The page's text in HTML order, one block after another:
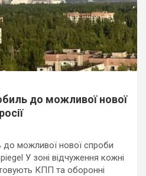
до можливої нової
до можливої нової спроби
У зоні відчуження кожні
КПП та оборонні